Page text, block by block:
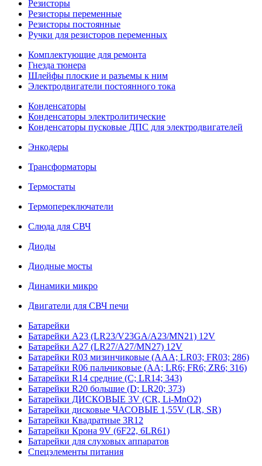
Резисторы
Резисторы переменные
Резисторы постоянные
Ручки для резисторов переменных
Комплектующие для ремонта
Гнезда тюнера
Шлейфы плоские и разъемы к ним
Электродвигатели постоянного тока
Конденсаторы
Конденсаторы электролитические
Конденсаторы пусковые ДПС для электродвигателей
Энкодеры
Трансформаторы
Термостаты
Термопереключатели
Слюда для СВЧ
Диоды
Диодные мосты
Динамики микро
Двигатели для СВЧ печи
Батарейки
Батарейки A23 (LR23/V23GA/A23/MN21) 12V
Батарейки A27 (LR27/A27/MN27) 12V
Батарейки R03 мизинчиковые (AAA; LR03; FR03; 286)
Батарейки R06 пальчиковые (AA; LR6; FR6; ZR6; 316)
Батарейки R14 средние (C; LR14; 343)
Батарейки R20 большие (D; LR20; 373)
Батарейки ДИСКОВЫЕ 3V (CR, Li-MnO2)
Батарейки дисковые ЧАСОВЫЕ 1,55V (LR, SR)
Батарейки Квадратные 3R12
Батарейки Крона 9V (6F22, 6LR61)
Батарейки для слуховых аппаратов
Спецэлементы питания